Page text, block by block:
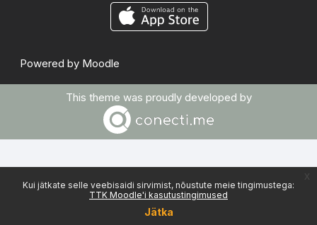
Kui jätkate selle veebisaidi sirvimist, nõustute meie tingimustega:
TTK Moodle'i kasutustingimused
Jätka
Powered by Moodle
This theme was proudly developed by